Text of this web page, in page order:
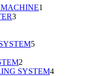
MACHINE1
3
5
2
SYSTEM4